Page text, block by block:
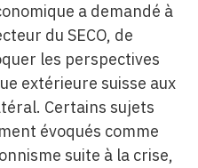
a demandé à
du SECO, de
les perspectives
extérieure suisse aux
Certains sujets
évoqués comme
suite à la crise,